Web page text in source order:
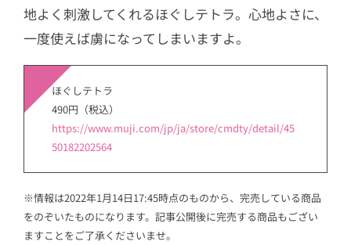
地よく刺激してくれるほぐしテトラ。心地よさに、
一度使えば虜になってしまいますよ。
ほぐしテトラ
490円（税込）
https://www.muji.com/jp/ja/store/cmdty/detail/45
50182202564
※情報は2022年1月14日17:45時点のものから、完売している商品
をのぞいたものになります。記事公開後に完売する商品もござい
ますことをご了承くださいませ。